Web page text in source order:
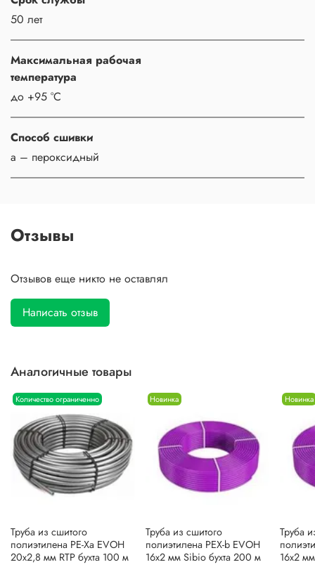
50 лет
Максимальная рабочая
температура
до +95 °С
Способ сшивки
a – пероксидный
Отзывы
Отзывов еще никто не оставлял
Написать отзыв
Аналогичные товары
Количество ограниченно
Труба из сшитого
полиэтилена PE-Xa EVOH
20x2,8 мм RTP бухта 100 м
Новинка
Труба из сшитого
полиэтилена PEX-b EVOH
16х2 мм Sibio бухта 200 м
Новинка
Труба
16х2